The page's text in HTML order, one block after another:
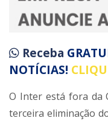
Receba
NOTÍCIAS!
O Inter está fora da
terceira eliminação